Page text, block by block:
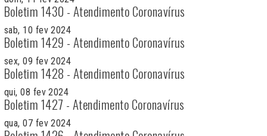
Boletim 1430 - Atendimento Coronavírus
sab, 10 fev 2024
Boletim 1429 - Atendimento Coronavírus
sex, 09 fev 2024
Boletim 1428 - Atendimento Coronavírus
qui, 08 fev 2024
Boletim 1427 - Atendimento Coronavírus
qua, 07 fev 2024